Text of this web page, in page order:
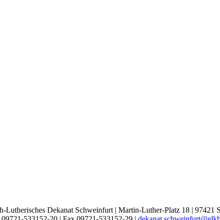
Lutherisches Dekanat Schweinfurt | Martin-Luther-Platz 18 | 97421